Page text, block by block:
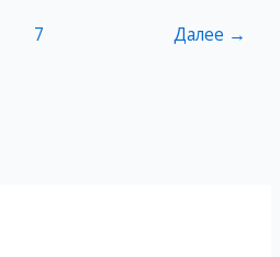
7 Далее →